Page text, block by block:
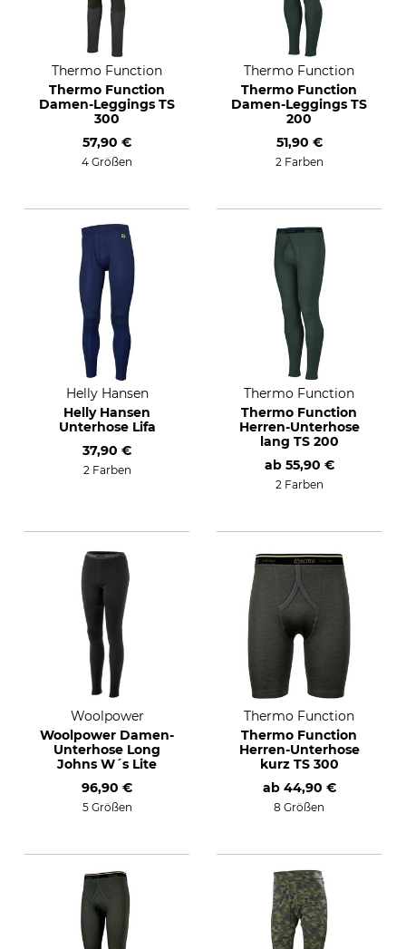
Thermo Function
Thermo Function
Damen-Leggings TS
300
57,90 €
4 Größen
Thermo Function
Thermo Function
Damen-Leggings TS
200
51,90 €
2 Farben
Helly Hansen
Helly Hansen
Unterhose Lifa
37,90 €
2 Farben
Thermo Function
Thermo Function
Herren-Unterhose
lang TS 200
ab 55,90 €
2 Farben
Woolpower
Woolpower Damen-
Unterhose Long
Johns W´s Lite
96,90 €
5 Größen
Thermo Function
Thermo Function
Herren-Unterhose
kurz TS 300
ab 44,90 €
8 Größen